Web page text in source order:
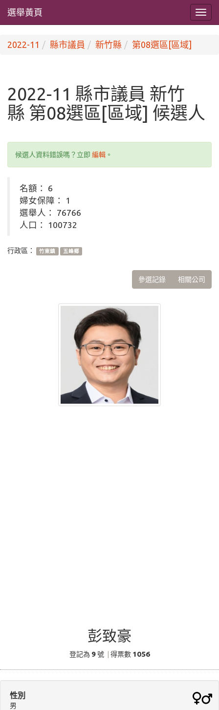
選舉黃頁
2022-11 縣市議員 新竹縣 第08選區[區域]
2022-11 縣市議員 新竹
縣 第08選區[區域] 候選人
候選人資料錯誤嗎？立即 編輯 。
名額： 6
婦女保障： 1
選舉人： 76766
人口： 100732
行政區： 竹東鎮 五峰鄉
參選記錄 相關公司
彭致豪
登記為 9號 得票數 1056
性別
男